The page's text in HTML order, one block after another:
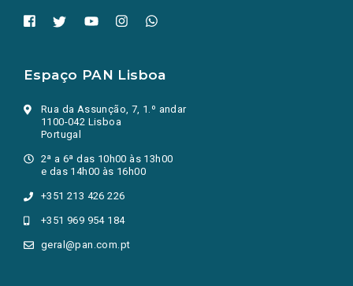
Espaço PAN Lisboa
Rua da Assunção, 7, 1.º andar
1100-042 Lisboa
Portugal
2ª a 6ª das 10h00 às 13h00
e das 14h00 às 16h00
+351 213 426 226
+351 969 954 184
geral@pan.com.pt